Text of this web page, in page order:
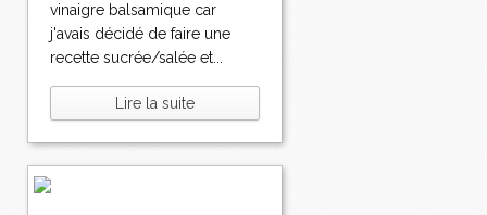
vinaigre balsamique car
j'avais décidé de faire une
recette sucrée/salée et...
Lire la suite